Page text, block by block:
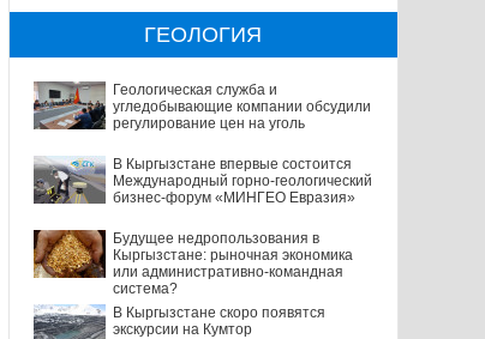
ГЕОЛОГИЯ
Геологическая служба и
угледобывающие компании обсудили
регулирование цен на уголь
В Кыргызстане впервые состоится
Международный горно-геологический
бизнес-форум «МИНГЕО Евразия»
Будущее недропользования в
Кыргызстане: рыночная экономика
или административно-командная
система?
В Кыргызстане скоро появятся
экскурсии на Кумтор